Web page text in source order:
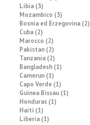
Libia (3)
Mozambico (3)
Bosnia ed Erzegovina (2)
Cuba (2)
Marocco (2)
Pakistan (2)
Tanzania (2)
Bangladesh (1)
Camerun (1)
Capo Verde (1)
Guinea Bissau (1)
Honduras (1)
Haiti (1)
Liberia (1)